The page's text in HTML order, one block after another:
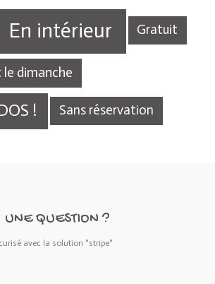
En intérieur Gratuit
dimanche
! Sans réservation
UNE QUESTION ?
avec la solution "stripe"